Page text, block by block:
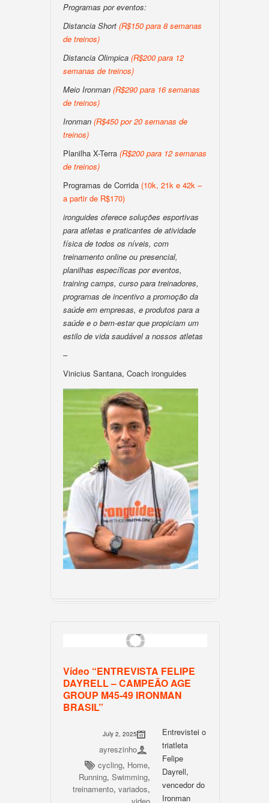
Programas por eventos:
Distancia Short (R$150 para 8 semanas
de treinos)
Distancia Olimpica (R$200 para 12
semanas de treinos)
Meio Ironman (R$290 para 16 semanas
de treinos)
Ironman (R$450 por 20 semanas de
treinos)
Planilha X-Terra (R$200 para 12 semanas
de treinos)
Programas de Corrida (10k, 21k e 42k –
a partir de R$170)
ironguides oferece soluções esportivas
para atletas e praticantes de atividade
física de todos os níveis, com
treinamento online ou presencial,
planilhas específicas por eventos,
training camps, curso para treinadores,
programas de incentivo a promoção da
saúde em empresas, e produtos para a
saúde e o bem-estar que propiciam um
estilo de vida saudável a nossos atletas
–
Vinicius Santana, Coach ironguides
Vídeo “ENTREVISTA FELIPE
DAYRELL – CAMPEÃO AGE
GROUP M45-49 IRONMAN
BRASIL”
July 2, 2025
ayreszinho
cycling, Home,
Running, Swimming,
treinamento, variados,
Entrevistei o
triatleta
Felipe
Dayrell,
vencedor do
Ironman